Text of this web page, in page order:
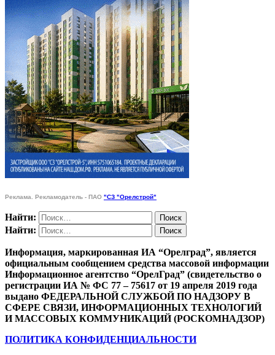
Реклама. Рекламодатель - ПАО "СЗ "Орелстрой"
Найти:
Найти:
Информация, маркированная ИА “Орелград”, является
официальным сообщением средства массовой информации
Информационное агентство “ОрелГрад” (свидетельство о
регистрации ИА № ФС 77 – 75617 от 19 апреля 2019 года
выдано ФЕДЕРАЛЬНОЙ СЛУЖБОЙ ПО НАДЗОРУ В
СФЕРЕ СВЯЗИ, ИНФОРМАЦИОННЫХ ТЕХНОЛОГИЙ
И МАССОВЫХ КОММУНИКАЦИЙ (РОСКОМНАДЗОР)
ПОЛИТИКА КОНФИДЕНЦИАЛЬНОСТИ